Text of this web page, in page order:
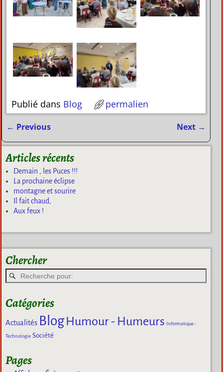
Publié dans Blog permalien
Navigation des articles
← Previous Next →
Articles récents
Demain , les Puces !!!
La prochaine éclipse
montagne et sourire
Il fait chaud,
Aux feux !
Chercher
Catégories
Actualités BlogHumour - Humeurs Informatique -
Technologie Société
Pages